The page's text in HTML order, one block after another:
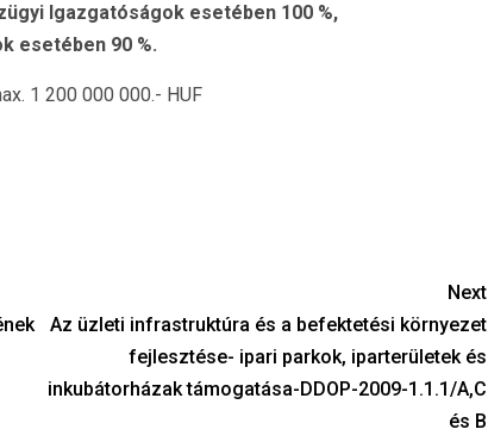
Igazgatóságok esetében 100 %,
esetében 90 %.
1 200 000 000.- HUF
Next
Az üzleti infrastruktúra és a befektetési környezet
fejlesztése- ipari parkok, iparterületek és
inkubátorházak támogatása-DDOP-2009-1.1.1/A,C
és B